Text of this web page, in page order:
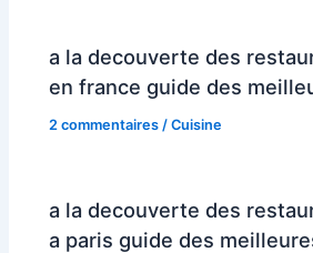
a la decouverte des
en france guide des
2 commentaires /Cuisine
a la decouverte des
a paris guide des